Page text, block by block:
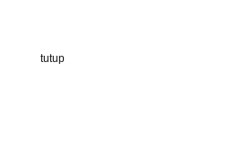
tutup